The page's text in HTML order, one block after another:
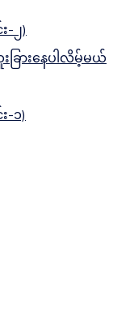
-၂)
ြားနေပါလိမ့်မယ်
-၁)